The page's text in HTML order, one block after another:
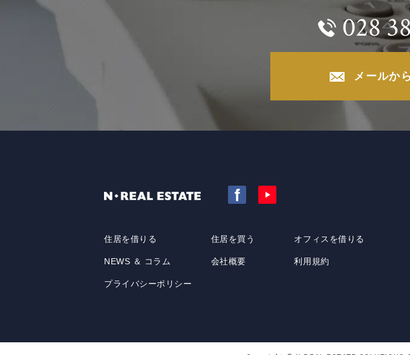
028
メールか
住居を借りる 住居を買う オフィスを借りる
NEWS ＆ コラム 会社概要 利用規約
プライバシーポリシー